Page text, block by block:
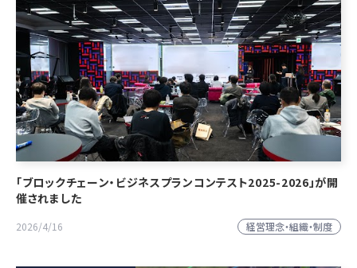
「ブロックチェーン・ビジネスプランコンテスト2025-2026」が開
催されました
2026/4/16 経営理念・組織・制度